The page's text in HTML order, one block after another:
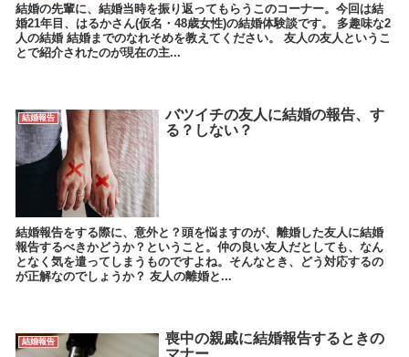
結婚の先輩に、結婚当時を振り返ってもらうこのコーナー。今回は結
婚21年目、はるかさん(仮名・48歳女性)の結婚体験談です。 多趣味な2
人の結婚 結婚までのなれそめを教えてください。 友人の友人というこ
とで紹介されたのが現在の主...
結婚報告
バツイチの友人に結婚の報告、す
る？しない？
結婚報告をする際に、意外と？頭を悩ますのが、離婚した友人に結婚
報告するべきかどうか？ということ。仲の良い友人だとしても、なん
となく気を遣ってしまうものですよね。そんなとき、どう対応するの
が正解なのでしょうか？ 友人の離婚と...
結婚報告
喪中の親戚に結婚報告するときの